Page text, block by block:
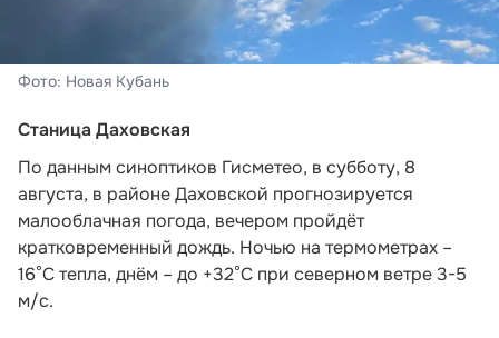
Фото: Новая Кубань
Станица Даховская
По данным синоптиков Гисметео, в субботу, 8
августа, в районе Даховской прогнозируется
малооблачная погода, вечером пройдёт
кратковременный дождь. Ночью на термометрах –
16°C тепла, днём – до +32°C при северном ветре 3-5
м/с.